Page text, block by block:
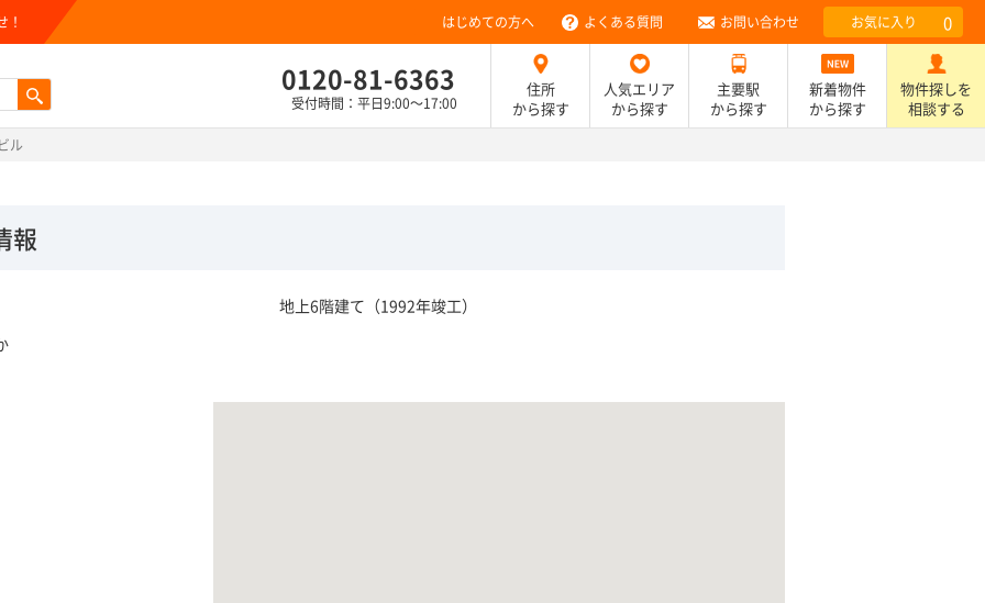
！ はじめての方へ よくある質問 お問い合わせ お気に入り 0
0120-81-6363
受付時間：平日9:00～17:00
住所
から探す
人気エリア
から探す
主要駅
から探す
新着物件
から探す
物件探しを
相談する
ル
報
地上6階建て（1992年竣工）